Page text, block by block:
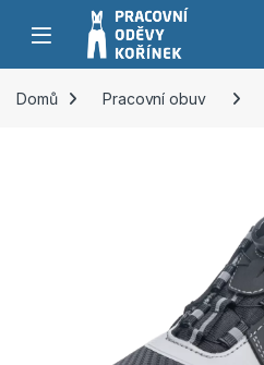
Přeskočit na navigaci
Přeskočit na obsah
Domů Pracovní obuv